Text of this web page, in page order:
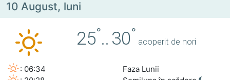
10 August, luni
25°.. 30°
acoperit de nori
: 06:34
Faza Lunii